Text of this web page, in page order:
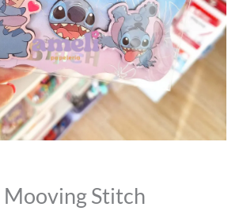
Mooving Stitch